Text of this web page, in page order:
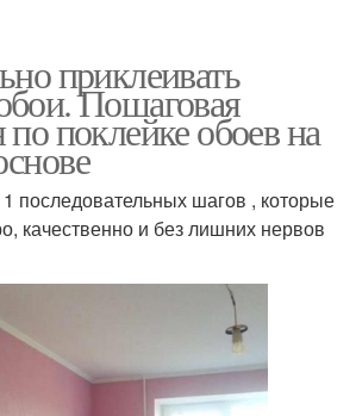
приклеивать
Пошаговая
поклейке обоев на
последовательных шагов , которые
качественно и без лишних нервов